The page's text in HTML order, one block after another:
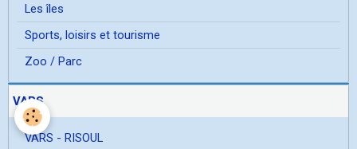
Les îles
Sports, loisirs et tourisme
Zoo / Parc
VARS
VARS - RISOUL